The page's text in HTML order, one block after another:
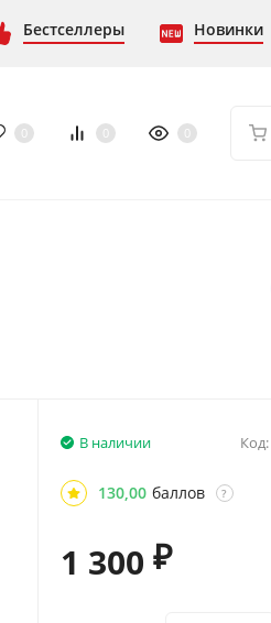
Бестселлеры Новинки
0 0 0
Код:
В наличии
130,00 баллов ?
1 300 ₽